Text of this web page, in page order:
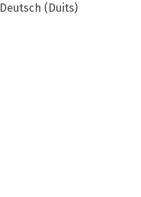
Deutsch (Duits)